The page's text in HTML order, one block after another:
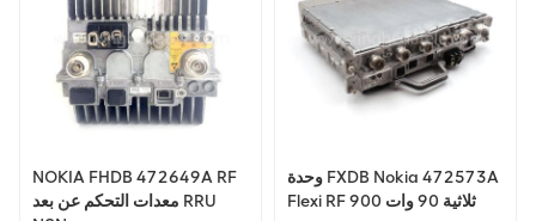
NOKIA FHDB 472649A RF
معدات التحكم عن بعد RRU
وحدة FXDB Nokia 472573A
Flexi RF 900 ثلاثية 90 وات